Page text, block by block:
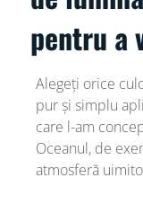
pentru a
Alegeți orice
pur și simplu
care l-am
Oceanul, de
atmosferă